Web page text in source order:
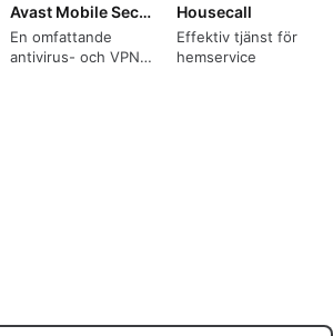
Avast Mobile Security & Antivirus
En omfattande
antivirus- och VPN-
Housecall
Effektiv tjänst för
hemservice